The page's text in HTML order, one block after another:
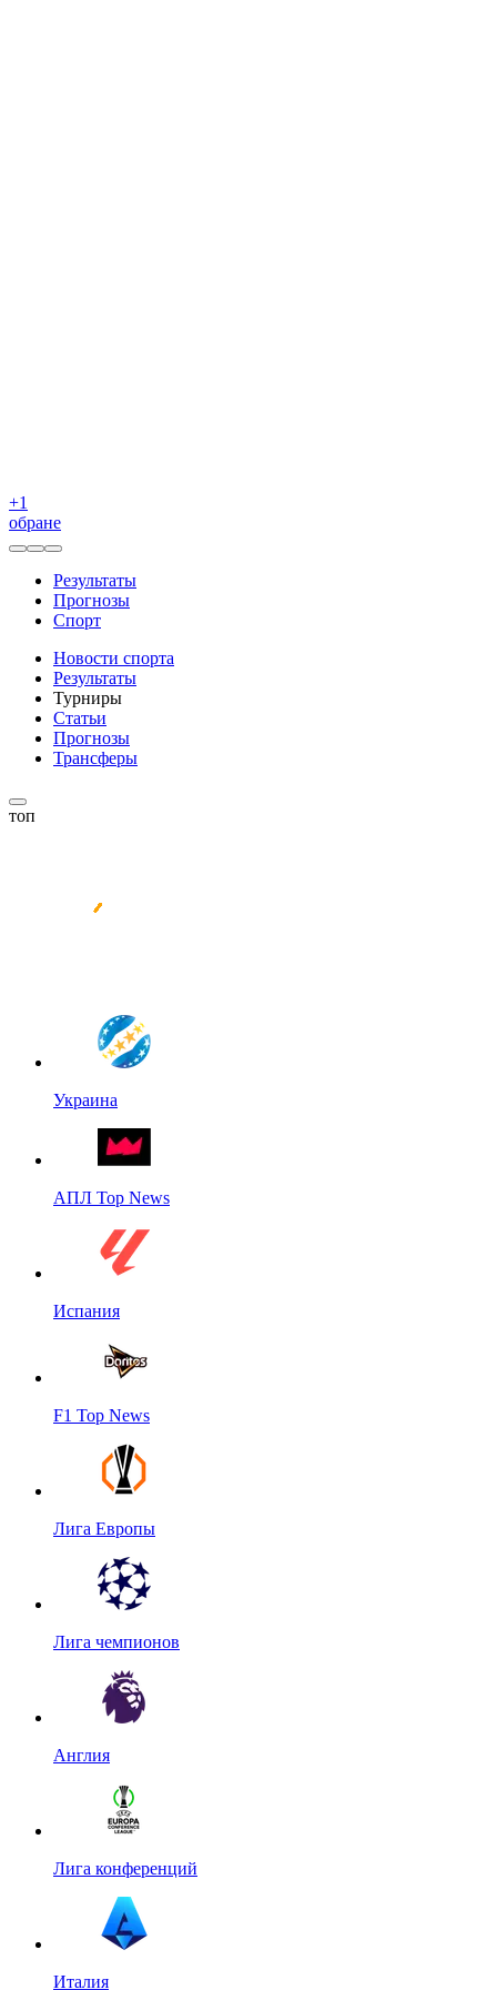
+1
обране
Результаты
Прогнозы
Спорт
Новости спорта
Результаты
Турниры
Статьи
Прогнозы
Трансферы
топ
Украина
АПЛ Top News
Испания
F1 Top News
Лига Европы
Лига чемпионов
Англия
Лига конференций
Италия